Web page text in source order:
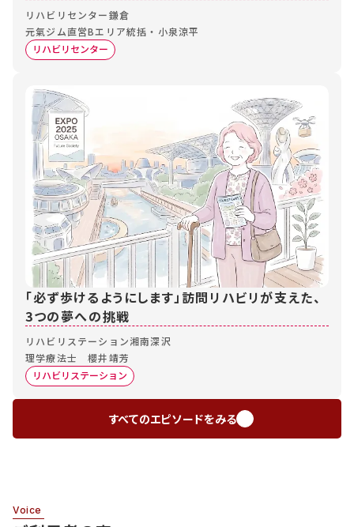
リハビリセンター鎌倉
元氣ジム直営Bエリア統括・小泉涼平
リハビリセンター
「必ず歩けるようにします」訪問リハビリが支えた、
3つの夢への挑戦
リハビリステーション湘南深沢
理学療法士 櫻井靖芳
リハビリステーション
すべてのエピソードをみる
Voice